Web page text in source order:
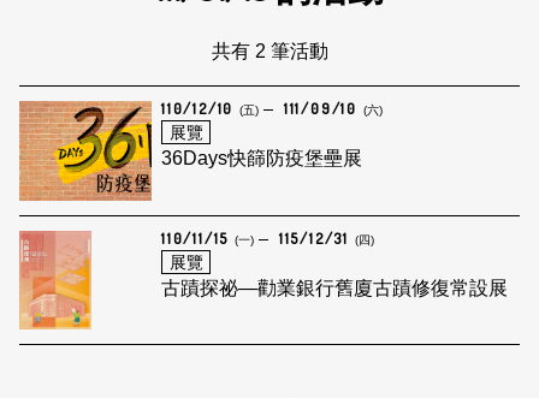
共有 2 筆活動
110/12/10 (五) 111/09/10 (六)
展覽
36Days快篩防疫堡壘展
110/11/15 (一) 115/12/31 (四)
展覽
古蹟探祕—勸業銀行舊廈古蹟修復常設展